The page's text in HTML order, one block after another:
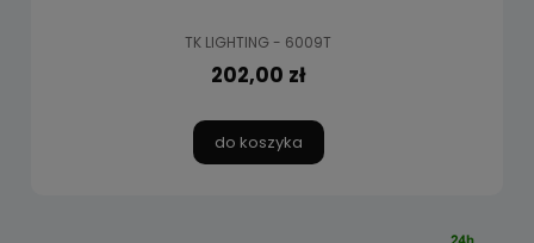
TK LIGHTING - 6009T
202,00 zł
do koszyka